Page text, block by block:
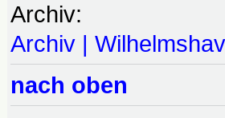
Archiv:
Archiv |
nach oben